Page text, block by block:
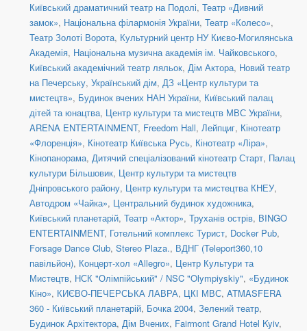
Київський драматичний театр на Подолі, Театр «Дивний
замок», Національна філармонія України, Театр «Колесо»,
Театр Золоті Ворота, Культурний центр НУ Києво-Могилянська
Академія, Національна музична академія ім. Чайковського,
Київський академічний театр ляльок, Дім Актора, Новий театр
на Печерську, Український дім, ДЗ «Центр культури та
мистецтв», Будинок вчених НАН України, Київський палац
дітей та юнацтва, Центр культури та мистецтв МВС України,
ARENA ENTERTAINMENT, Freedom Hall, Лейпциг, Кінотеатр
«Флоренція», Кінотеатр Київська Русь, Кінотеатр «Ліра»,
Кінопанорама, Дитячий спеціалізований кінотеатр Старт, Палац
культури Більшовик, Центр культури та мистецтв
Дніпровського району, Центр культури та мистецтва КНЕУ,
Автодром «Чайка», Центральний будинок художника,
Київський планетарій, Театр «Актор», Труханів острів, BINGO
ENTERTAINMENT, Готельний комплекс Турист, Docker Pub,
Forsage Dance Club, Stereo Plaza., ВДНГ (Teleport360,10
павільйон), Концерт-хол «Allegro», Центр Культури та
Мистецтв, НСК "Олімпійський" / NSC "Olympiyskiy", «Будинок
Кіно», КИЄВО-ПЕЧЕРСЬКА ЛАВРА, ЦКІ МВС, ATMASFERA
360 - Київський планетарій, Бочка 2004, Зелений театр,
Будинок Архітектора, Дім Вчених, Fairmont Grand Hotel Kyiv,